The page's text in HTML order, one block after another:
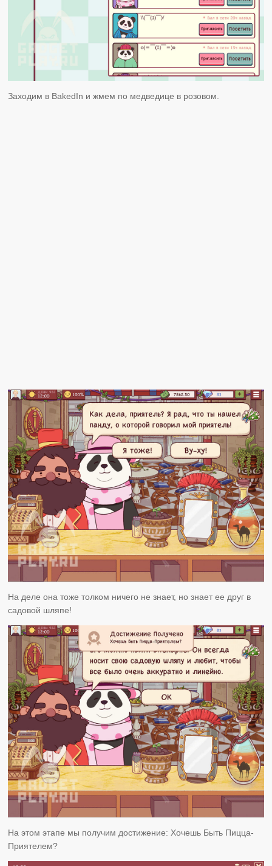
Заходим в BakedIn и жмем по медведице в розовом.
На деле она тоже толком ничего не знает, но знает ее друг в
садовой шляпе!
На этом этапе мы получим достижение: Хочешь Быть Пицца-
Приятелем?